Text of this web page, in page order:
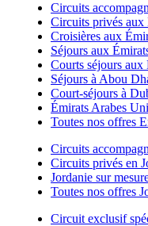
Circuits
Circuits privés aux
Croisières aux
Séjours aux
Courts séjours
Séjours à Abou
Court-séjours à
Émirats Arabes
Toutes nos offres
Circuits
Circuits privés en
Jordanie sur
Toutes nos offres
Circuit exclusif